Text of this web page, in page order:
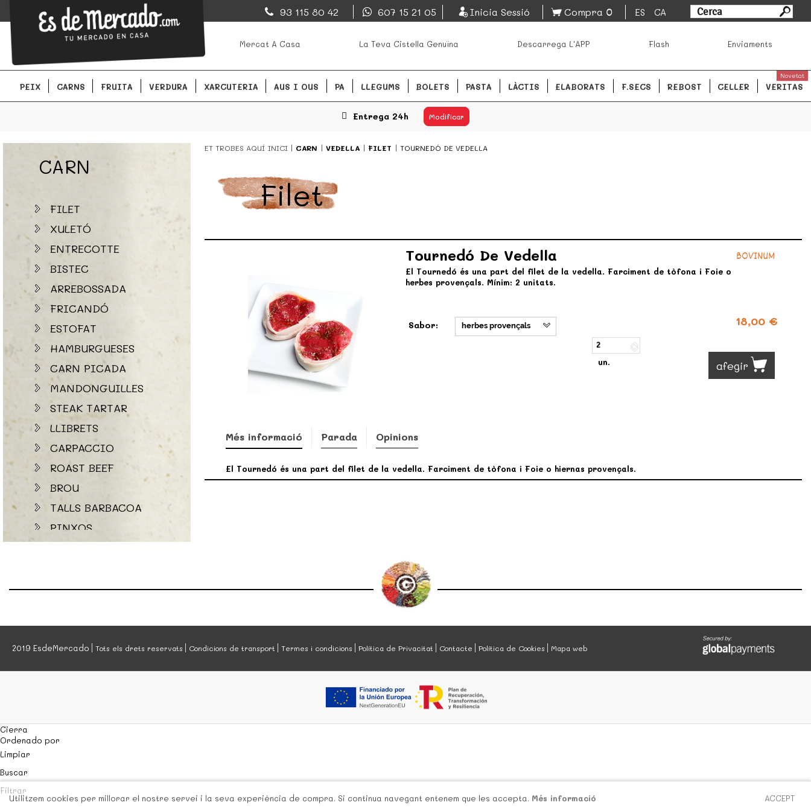
EsDeMercado.com
EsDeMercado.com te lleva a casa los mejores productos de los mejores mercados de
Barcelona y de productores locales.
EsDeMercado.com
Barcelona y de productores locales.
93 115 80 42 607 15 21 05 Inicia Sessió Compra 0 ES CA
Mercat A Casa La Teva Cistella Genuïna Descarrega L'APP Flash Enviaments
PEIX CARNS FRUITA VERDURA XARCUTERIA AUS I OUS PA LLEGUMS BOLETS PASTA LÀCTIS ELABORATS F.SECS REBOST CELLER VERITAS
Novetat
Entrega 24h Modificar
CARN
FILET
XULETÓ
ENTRECOTTE
BISTEC
ARREBOSSADA
FRICANDÓ
ESTOFAT
HAMBURGUESES
CARN PICADA
MANDONGUILLES
STEAK TARTAR
LLIBRETS
CARPACCIO
ROAST BEEF
BROU
TALLS BARBACOA
PINXOS
ET TROBES AQUÍ INICI CARN VEDELLA FILET TOURNEDÓ DE VEDELLA
Filet
BOVINUM
Tournedó De Vedella
El Tournedó és una part del filet de la vedella. Farciment de tòfona i Foie o
herbes provençals. Mínim: 2 unitats.
Sabor: herbes provençals 18,00 €
un. afegir
Més informació Parada Opinions
El Tournedó és una part del filet de la vedella. Farciment de tòfona i Foie o hiernas provençals.
2019 EsdeMercado Tots els drets reservats Condicions de transport Termes i condicions Política de Privacitat Contacte Política de Cookies Mapa web
ACCEPT
Utilitzem cookies per millorar el nostre servei i la seva experiència de compra. Si continua navegant entenem que les accepta. Més informació
Cierra
Ordenado por
Limpiar
Buscar
Filtrar